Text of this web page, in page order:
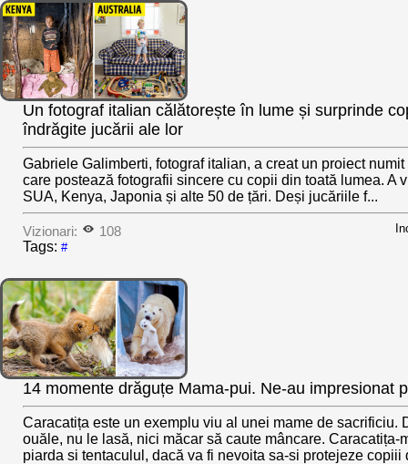
Un fotograf italian călătorește în lume și surprinde
îndrăgite jucării ale lor
Gabriele Galimberti, fotograf italian, a creat un proiect numit
care postează fotografii sincere cu copii din toată lumea. A
SUA, Kenya, Japonia și alte 50 de țări. Deși jucăriile f...
Vizionari: 108
Tags: #
14 momente drăguțe Mama-pui. Ne-au impresionat
Caracatița este un exemplu viu al unei mame de sacrificiu.
ouăle, nu le lasă, nici măcar să caute mâncare. Caracatița-
piarda si tentaculul, dacă va fi nevoita sa-si protejeze copiii